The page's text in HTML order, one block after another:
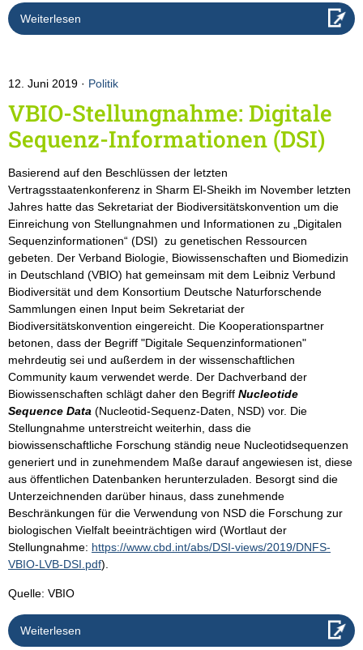
Weiterlesen
12. Juni 2019 Politik
VBIO-Stellungnahme: Digitale
Sequenz-Informationen (DSI)
Basierend auf den Beschlüssen der letzten
Vertragsstaatenkonferenz in Sharm El-Sheikh im November letzten
Jahres hatte das Sekretariat der Biodiversitätskonvention um die
Einreichung von Stellungnahmen und Informationen zu „Digitalen
Sequenzinformationen“ (DSI) zu genetischen Ressourcen
gebeten. Der Verband Biologie, Biowissenschaften und Biomedizin
in Deutschland (VBIO) hat gemeinsam mit dem Leibniz Verbund
Biodiversität und dem Konsortium Deutsche Naturforschende
Sammlungen einen Input beim Sekretariat der
Biodiversitätskonvention eingereicht. Die Kooperationspartner
betonen, dass der Begriff "Digitale Sequenzinformationen"
mehrdeutig sei und außerdem in der wissenschaftlichen
Community kaum verwendet werde. Der Dachverband der
Biowissenschaften schlägt daher den Begriff Nucleotide
Sequence Data (Nucleotid-Sequenz-Daten, NSD) vor. Die
Stellungnahme unterstreicht weiterhin, dass die
biowissenschaftliche Forschung ständig neue Nucleotidsequenzen
generiert und in zunehmendem Maße darauf angewiesen ist, diese
aus öffentlichen Datenbanken herunterzuladen. Besorgt sind die
Unterzeichnenden darüber hinaus, dass zunehmende
Beschränkungen für die Verwendung von NSD die Forschung zur
biologischen Vielfalt beeinträchtigen wird (Wortlaut der
Stellungnahme: https://www.cbd.int/abs/DSI-views/2019/DNFS-
VBIO-LVB-DSI.pdf).
Quelle: VBIO
Weiterlesen